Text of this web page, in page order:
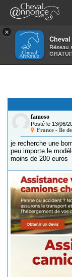
×
Réseau
>Petites
famoso
Posté le 13/06/
France - Île
je recherche une
peu importe le
moins de 200 euros